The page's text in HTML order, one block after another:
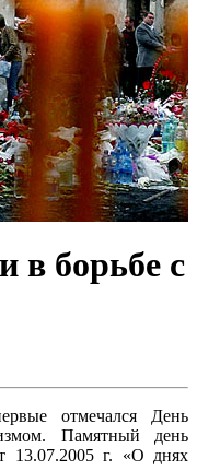
в борьбе с
отмечался День
Памятный день
13.07.2005 г. «О днях